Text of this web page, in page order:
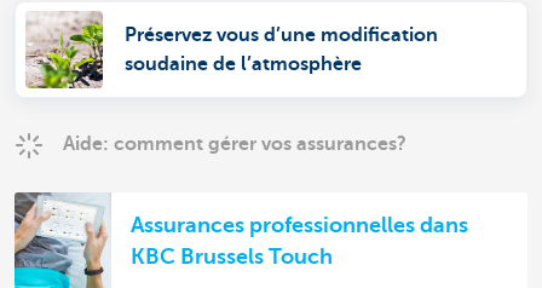
Préservez vous d’une modification
soudaine de l’atmosphère
Aide: comment gérer vos assurances?
Assurances professionnelles dans
KBC Brussels Touch